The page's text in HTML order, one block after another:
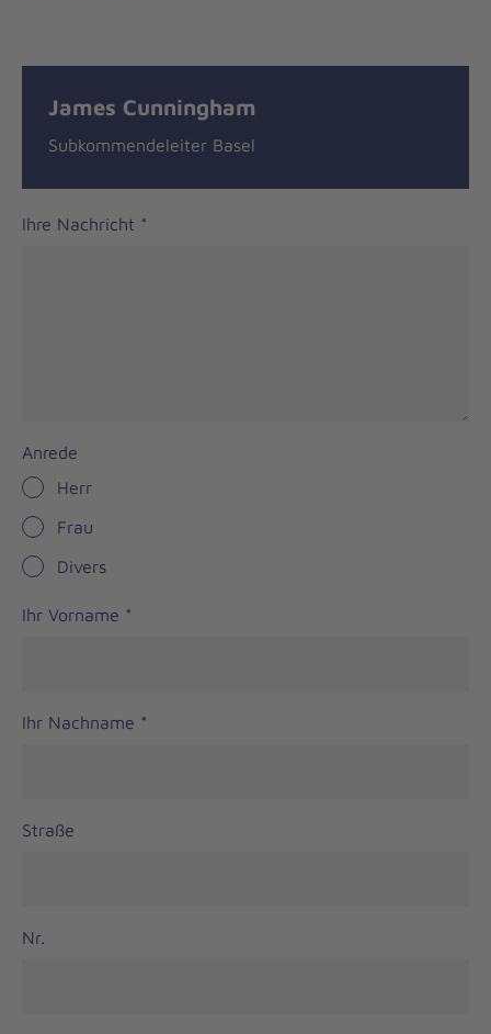
James Cunningham
Subkommendeleiter Basel
Ihre Nachricht *
Anrede
Herr
Frau
Divers
Ihr Vorname *
Ihr Nachname *
Straße
Nr.